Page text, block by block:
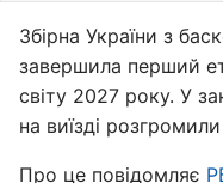
Збірна України з
завершила перший
світу 2027 року. У
на виїзді
Про це повідомляє